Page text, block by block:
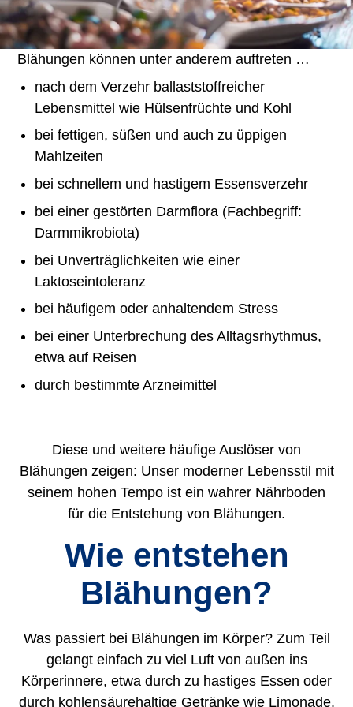
Blähungen können unter anderem auftreten …
nach dem Verzehr ballaststoffreicher
Lebensmittel wie Hülsenfrüchte und Kohl
bei fettigen, süßen und auch zu üppigen
Mahlzeiten
bei schnellem und hastigem Essensverzehr
bei einer gestörten Darmflora (Fachbegriff:
Darmmikrobiota)
bei Unverträglichkeiten wie einer
Laktoseintoleranz
bei häufigem oder anhaltendem Stress
bei einer Unterbrechung des Alltagsrhythmus,
etwa auf Reisen
durch bestimmte Arzneimittel
Diese und weitere häufige Auslöser von
Blähungen zeigen: Unser moderner Lebensstil mit
seinem hohen Tempo ist ein wahrer Nährboden
für die Entstehung von Blähungen.
Wie entstehen
Blähungen?
Was passiert bei Blähungen im Körper? Zum Teil
gelangt einfach zu viel Luft von außen ins
Körperinnere, etwa durch zu hastiges Essen oder
durch kohlensäurehaltige Getränke wie Limonade.